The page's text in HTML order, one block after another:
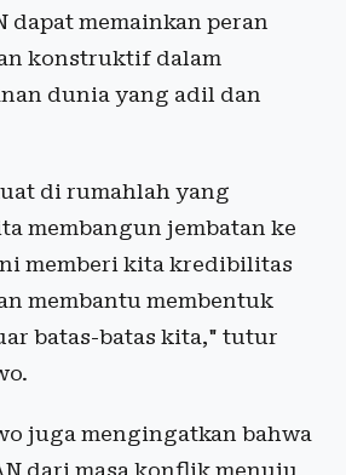
dapat memainkan peran
konstruktif dalam
dunia yang adil dan
di rumahlah yang
membangun jembatan ke
memberi kita kredibilitas
membantu membentuk
batas-batas kita," tutur
juga mengingatkan bahwa